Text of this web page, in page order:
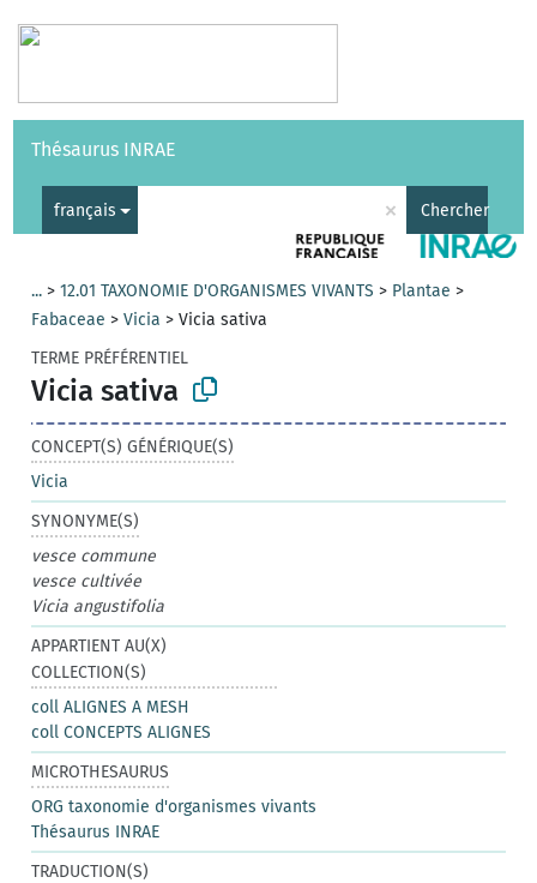
Vocabulaires API
Thésaurus INRAE
français × Chercher
... >12.01 TAXONOMIE D'ORGANISMES VIVANTS > Plantae >
Fabaceae >Vicia >Vicia sativa
TERME PRÉFÉRENTIEL
Vicia sativa
CONCEPT(S) GÉNÉRIQUE(S)
Vicia
SYNONYME(S)
vesce commune
vesce cultivée
Vicia angustifolia
APPARTIENT AU(X)
COLLECTION(S)
coll ALIGNES A MESH
coll CONCEPTS ALIGNES
MICROTHESAURUS
ORG taxonomie d'organismes vivants
Thésaurus INRAE
TRADUCTION(S)